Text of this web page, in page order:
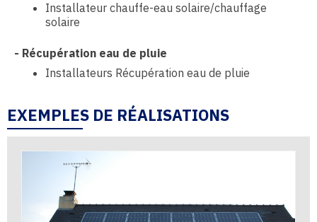
Installateur chauffe-eau solaire/chauffage
solaire
- Récupération eau de pluie
Installateurs Récupération eau de pluie
EXEMPLES DE RÉALISATIONS